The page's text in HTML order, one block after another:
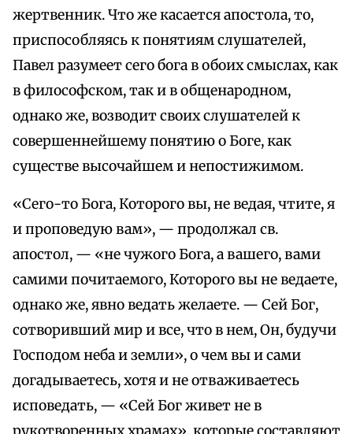
жертвенник. Что же касается апостола, то,
приспособляясь к понятиям слушателей,
Павел разумеет сего бога в обоих смыслах, как
в философском, так и в общенародном,
однако же, возводит своих слушателей к
совершеннейшему понятию о Боге, как
существе высочайшем и непостижимом.
«Сего-то Бога, Которого вы, не ведая, чтите, я
и проповедую вам», — продолжал св.
апостол, — «не чужого Бога, а вашего, вами
самими почитаемого, Которого вы не ведаете,
однако же, явно ведать желаете. — Сей Бог,
сотворивший мир и все, что в нем, Он, будучи
Господом неба и земли», о чем вы и сами
догадываетесь, хотя и не отваживаетесь
исповедать, — «Сей Бог живет не в